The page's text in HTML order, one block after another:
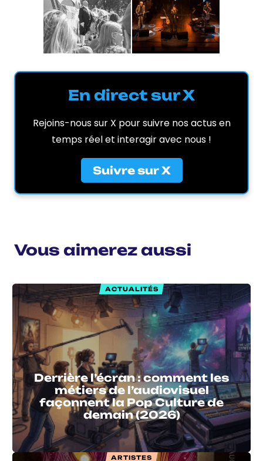
En direct sur X
Rejoins-nous sur X pour suivre nos actus en
temps réel et interagir avec nous !
Suivre sur X
Vous aimerez aussi
ACTUALITÉS
Derrière l’écran : comment les
métiers de l’audiovisuel
façonnent la Pop Culture de
demain (2026)
ARTISTES